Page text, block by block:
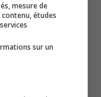
mesure de
études
sur un